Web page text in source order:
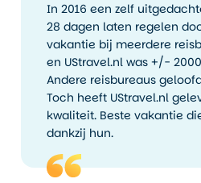
In 2016 een zelf
28 dagen laten regelen
vakantie bij meerdere
en UStravel.nl was +/-
Andere reisbureaus
Toch heeft UStravel.nl
kwaliteit. Beste vakantie
dankzij hun.